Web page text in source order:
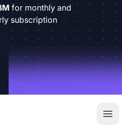
for monthly and
subscription